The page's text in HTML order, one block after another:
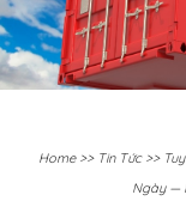
Home>> Tin Tức>>
Ngày —